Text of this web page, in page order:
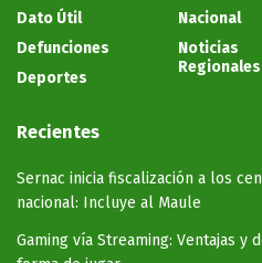
Dato Útil
Defunciones
Deportes
Nacional
Noticias
Regionales
Recientes
Sernac inicia fiscalización a los
nacional: Incluye al Maule
Gaming vía Streaming: Ventajas y